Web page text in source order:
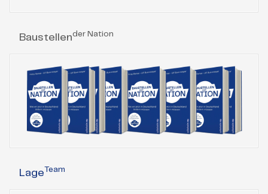
Baustellender Nation
Lage Team